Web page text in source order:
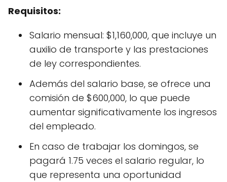
Requisitos:
Salario mensual: $1,160,000, que incluye un
auxilio de transporte y las prestaciones
de ley correspondientes.
Además del salario base, se ofrece una
comisión de $600,000, lo que puede
aumentar significativamente los ingresos
del empleado.
En caso de trabajar los domingos, se
pagará 1.75 veces el salario regular, lo
que representa una oportunidad